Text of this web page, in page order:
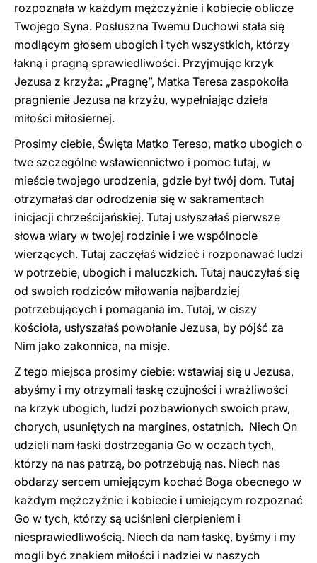
rozpoznała w każdym mężczyźnie i kobiecie oblicze
Twojego Syna. Posłuszna Twemu Duchowi stała się
modlącym głosem ubogich i tych wszystkich, którzy
łakną i pragną sprawiedliwości. Przyjmując krzyk
Jezusa z krzyża: „Pragnę”, Matka Teresa zaspokoiła
pragnienie Jezusa na krzyżu, wypełniając dzieła
miłości miłosiernej.
Prosimy ciebie, Święta Matko Tereso, matko ubogich o
twe szczególne wstawiennictwo i pomoc tutaj, w
mieście twojego urodzenia, gdzie był twój dom. Tutaj
otrzymałaś dar odrodzenia się w sakramentach
inicjacji chrześcijańskiej. Tutaj usłyszałaś pierwsze
słowa wiary w twojej rodzinie i we wspólnocie
wierzących. Tutaj zaczęłaś widzieć i rozponawać ludzi
w potrzebie, ubogich i maluczkich. Tutaj nauczyłaś się
od swoich rodziców miłowania najbardziej
potrzebujących i pomagania im. Tutaj, w ciszy
kościoła, usłyszałaś powołanie Jezusa, by pójść za
Nim jako zakonnica, na misje.
Z tego miejsca prosimy ciebie: wstawiaj się u Jezusa,
abyśmy i my otrzymali łaskę czujności i wrażliwości
na krzyk ubogich, ludzi pozbawionych swoich praw,
chorych, usuniętych na margines, ostatnich. Niech On
udzieli nam łaski dostrzegania Go w oczach tych,
którzy na nas patrzą, bo potrzebują nas. Niech nas
obdarzy sercem umiejącym kochać Boga obecnego w
każdym mężczyźnie i kobiecie i umiejącym rozpoznać
Go w tych, którzy są uciśnieni cierpieniem i
niesprawiedliwością. Niech da nam łaskę, byśmy i my
mogli być znakiem miłości i nadziei w naszych